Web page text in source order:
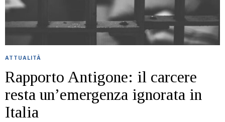
ATTUALITÀ
Rapporto Antigone: il carcere
resta un’emergenza ignorata in
Italia